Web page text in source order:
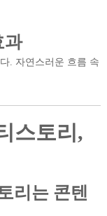
과
. 자연스러운 흐름 속
스토리,
리는 콘텐